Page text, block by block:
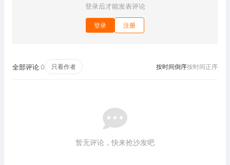
登录后才能发表评论
登录 注册
全部评论 0 只看作者 按时间倒序按时间正序
暂无评论，快来抢沙发吧